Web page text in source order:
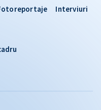
Interviuri